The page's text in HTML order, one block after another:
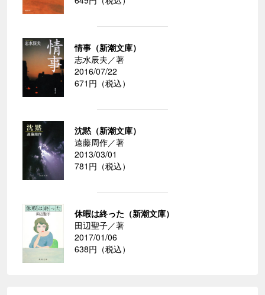
情事（新潮文庫）
志水辰夫／著
2016/07/22
671円（税込）
沈黙（新潮文庫）
遠藤周作／著
2013/03/01
781円（税込）
休暇は終った（新潮文庫）
田辺聖子／著
2017/01/06
638円（税込）